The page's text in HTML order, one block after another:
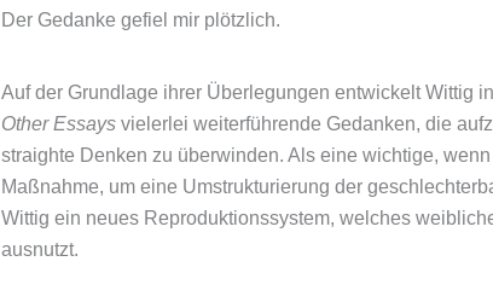
Der Gedanke gefiel mir plötzlich.
Auf der Grundlage ihrer Überlegungen entwickelt Wittig
Other Essays vielerlei weiterführende Gedanken, die
straighte Denken zu überwinden. Als eine wichtige,
Maßnahme, um eine Umstrukturierung der
Wittig ein neues Reproduktionssystem, welches
ausnutzt.